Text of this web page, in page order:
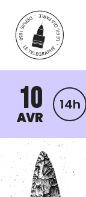
Aller au contenu
10
AVR
14h